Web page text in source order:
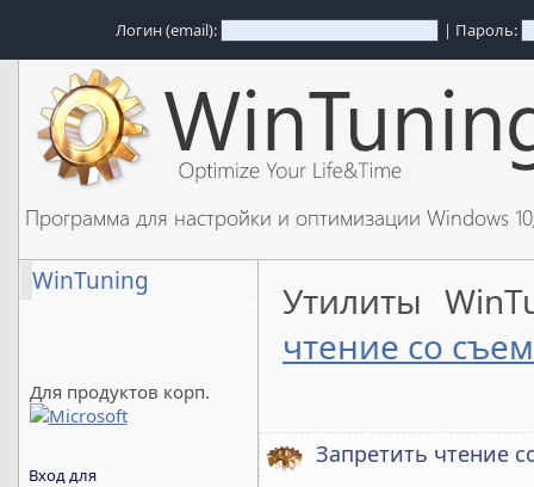
Логин (email): | Пароль:
Программа для настройки и оптимизации Windows
WinTuning
Для продуктов корп.
Вход для
Утилиты
чтение со
Запретить чтение